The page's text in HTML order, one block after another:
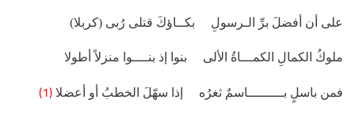
على أن أفضلَ برِّ الـرسولِ بكــاؤكَ قتلى رُبى (كربلا)
ملوكُ الكمالِ الكمـــاةُ الألى بنوا إذ بنــــوا منزلاً أطولا
فمن باسلٍ بـــــــــاسمٌ ثغرُه إذا سهّلَ الخطبُ أو أعضلا (1)